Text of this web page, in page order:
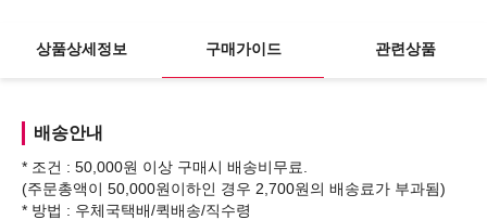
상품상세정보 구매가이드 관련상품
배송안내
* 조건 : 50,000원 이상 구매시 배송비무료.
(주문총액이 50,000원이하인 경우 2,700원의 배송료가 부과됨)
* 방법 : 우체국택배/퀵배송/직수령